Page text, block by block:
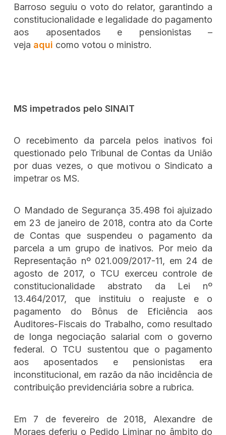
Barroso seguiu o voto do relator, garantindo a
constitucionalidade e legalidade do pagamento
aos aposentados e pensionistas –
veja aqui como votou o ministro.
MS impetrados pelo SINAIT
O recebimento da parcela pelos inativos foi
questionado pelo Tribunal de Contas da União
por duas vezes, o que motivou o Sindicato a
impetrar os MS.
O Mandado de Segurança 35.498 foi ajuizado
em 23 de janeiro de 2018, contra ato da Corte
de Contas que suspendeu o pagamento da
parcela a um grupo de inativos. Por meio da
Representação nº 021.009/2017-11, em 24 de
agosto de 2017, o TCU exerceu controle de
constitucionalidade abstrato da Lei nº
13.464/2017, que instituiu o reajuste e o
pagamento do Bônus de Eficiência aos
Auditores-Fiscais do Trabalho, como resultado
de longa negociação salarial com o governo
federal. O TCU sustentou que o pagamento
aos aposentados e pensionistas era
inconstitucional, em razão da não incidência de
contribuição previdenciária sobre a rubrica.
Em 7 de fevereiro de 2018, Alexandre de
Moraes deferiu o Pedido Liminar no âmbito do